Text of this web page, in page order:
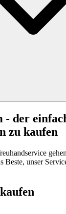
- der
zu kaufen
Beste, unser